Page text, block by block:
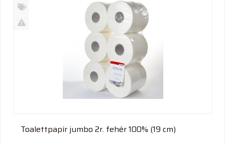
Új
termék
%
Toalettpapír jumbo 2r. fehér 100% (19 cm)